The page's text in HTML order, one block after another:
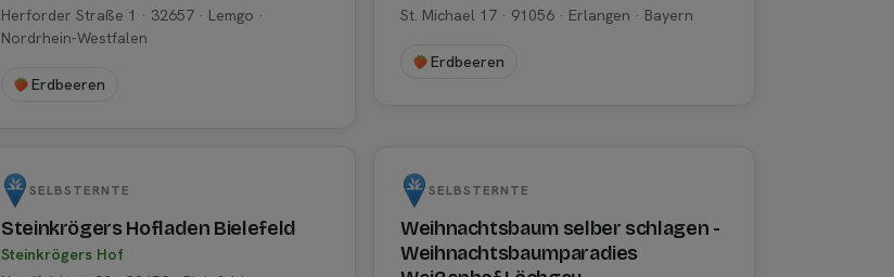
Herforder Straße 1 · 32657 · Lemgo ·
Nordrhein-Westfalen
Erdbeeren
St. Michael 17 · 91056 · Erlangen · Bayern
Erdbeeren
SELBSTERNTE
Steinkrögers Hofladen Bielefeld
Steinkrögers Hof
SELBSTERNTE
Weihnachtsbaum selber schlagen -
Weihnachtsbaumparadies